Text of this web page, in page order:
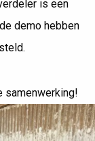
is een
demo hebben
samenwerking!